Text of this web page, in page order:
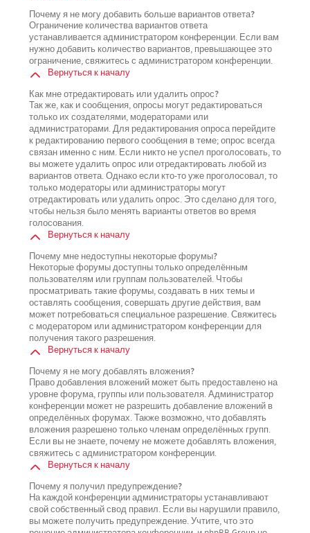
Почему я не могу добавить больше вариантов ответа?
Ограничение количества вариантов ответа
устанавливается администратором конференции. Если вам
нужно добавить количество вариантов, превышающее это
ограничение, свяжитесь с администратором конференции.
Вернуться к началу
Как мне отредактировать или удалить опрос?
Так же, как и сообщения, опросы могут редактироваться
только их создателями, модераторами или
администраторами. Для редактирования опроса перейдите
к редактированию первого сообщения в теме; опрос всегда
связан именно с ним. Если никто не успел проголосовать, то
вы можете удалить опрос или отредактировать любой из
вариантов ответа. Однако если кто-то уже проголосовал, то
только модераторы или администраторы могут
отредактировать или удалить опрос. Это сделано для того,
чтобы нельзя было менять варианты ответов во время
голосования.
Вернуться к началу
Почему мне недоступны некоторые форумы?
Некоторые форумы доступны только определённым
пользователям или группам пользователей. Чтобы
просматривать такие форумы, создавать в них темы и
оставлять сообщения, совершать другие действия, вам
может потребоваться специальное разрешение. Свяжитесь
с модератором или администратором конференции для
получения такого разрешения.
Вернуться к началу
Почему я не могу добавлять вложения?
Право добавления вложений может быть предоставлено на
уровне форума, группы или пользователя. Администратор
конференции может не разрешить добавление вложений в
определённых форумах. Также возможно, что добавлять
вложения разрешено только членам определённых групп.
Если вы не знаете, почему не можете добавлять вложения,
свяжитесь с администратором конференции.
Вернуться к началу
Почему я получил предупреждение?
На каждой конференции администраторы устанавливают
свой собственный свод правил. Если вы нарушили правило,
вы можете получить предупреждение. Учтите, что это